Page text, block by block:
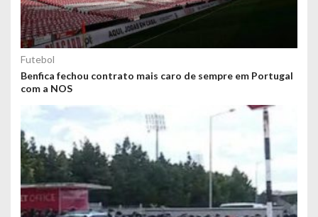
Futebol
Benfica fechou contrato mais caro de sempre em Portugal
com a NOS